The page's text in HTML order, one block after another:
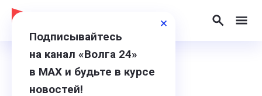
11 июня 2024, 14:31
Подписывайтесь
на канал «Волга 24»
в МАХ и будьте в курсе
новостей!